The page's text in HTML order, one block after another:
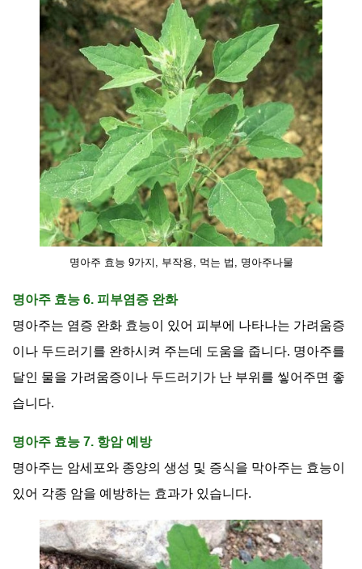
명아주 효능 9가지, 부작용, 먹는 법, 명아주나물
명아주 효능 6. 피부염증 완화
명아주는 염증 완화 효능이 있어 피부에 나타나는 가려움증
이나 두드러기를 완하시켜 주는데 도움을 줍니다. 명아주를
달인 물을 가려움증이나 두드러기가 난 부위를 앃어주면 좋
습니다.
명아주 효능 7. 항암 예방
명아주는 암세포와 종양의 생성 및 증식을 막아주는 효능이
있어 각종 암을 예방하는 효과가 있습니다.